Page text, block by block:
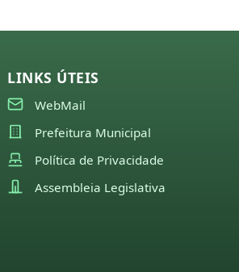
LINKS ÚTEIS
WebMail
Prefeitura Municipal
Política de Privacidade
Assembleia Legislativa